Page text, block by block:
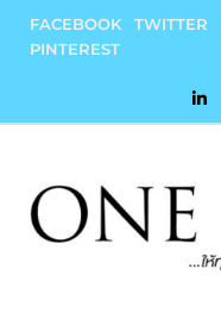
content
FACEBOOK TWITTER
PINTEREST